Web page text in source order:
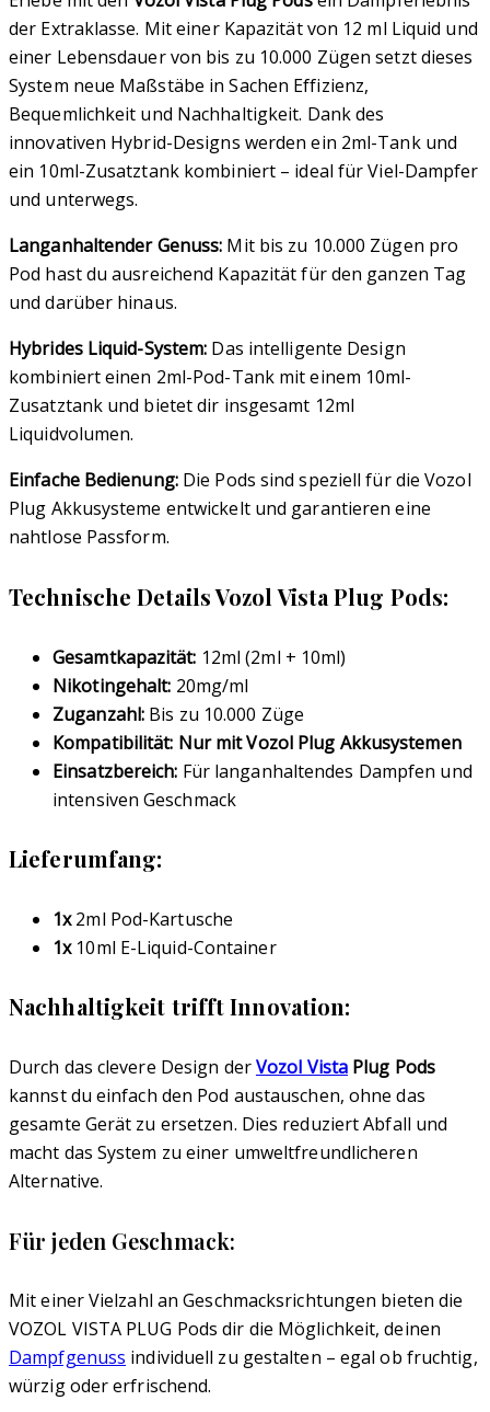
der Extraklasse. Mit einer Kapazität von 12 ml Liquid und
einer Lebensdauer von bis zu 10.000 Zügen setzt dieses
System neue Maßstäbe in Sachen Effizienz,
Bequemlichkeit und Nachhaltigkeit. Dank des
innovativen Hybrid-Designs werden ein 2ml-Tank und
ein 10ml-Zusatztank kombiniert – ideal für Viel-Dampfer
und unterwegs.
Langanhaltender Genuss: Mit bis zu 10.000 Zügen pro
Pod hast du ausreichend Kapazität für den ganzen Tag
und darüber hinaus.
Hybrides Liquid-System: Das intelligente Design
kombiniert einen 2ml-Pod-Tank mit einem 10ml-
Zusatztank und bietet dir insgesamt 12ml
Liquidvolumen.
Einfache Bedienung:Die Pods sind speziell für die Vozol
Plug Akkusysteme entwickelt und garantieren eine
nahtlose Passform.
Technische Details Vozol Vista Plug Pods:
Gesamtkapazität: 12ml (2ml + 10ml)
Nikotingehalt: 20mg/ml
Zuganzahl: Bis zu 10.000 Züge
Kompatibilität: Nur mit Vozol Plug Akkusystemen
Einsatzbereich: Für langanhaltendes Dampfen und
intensiven Geschmack
Lieferumfang:
1x2ml Pod-Kartusche
1x10ml E-Liquid-Container
Nachhaltigkeit trifft Innovation:
Durch das clevere Design derVozol Vista Plug Pods
kannst du einfach den Pod austauschen, ohne das
gesamte Gerät zu ersetzen. Dies reduziert Abfall und
macht das System zu einer umweltfreundlicheren
Alternative.
Für jeden Geschmack:
Mit einer Vielzahl an Geschmacksrichtungen bieten die
VOZOL VISTA PLUG Pods dir die Möglichkeit, deinen
Dampfgenuss individuell zu gestalten – egal ob fruchtig,
würzig oder erfrischend.